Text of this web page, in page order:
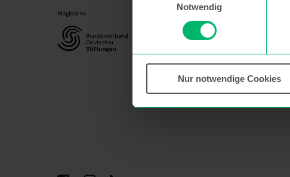
Notwendig
Nur notwendige Cookies